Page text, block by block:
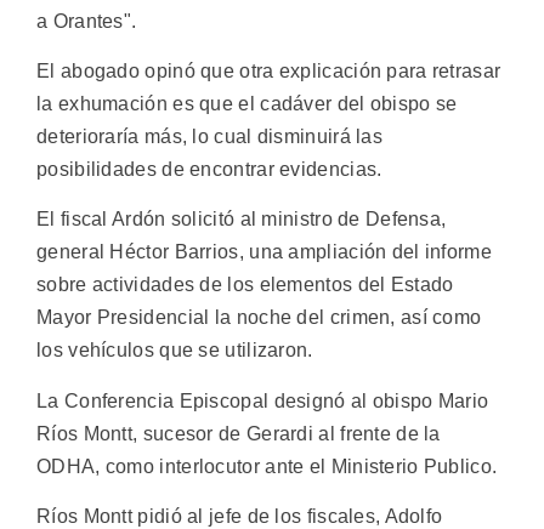
a Orantes".
El abogado opinó que otra explicación para retrasar
la exhumación es que el cadáver del obispo se
deterioraría más, lo cual disminuirá las
posibilidades de encontrar evidencias.
El fiscal Ardón solicitó al ministro de Defensa,
general Héctor Barrios, una ampliación del informe
sobre actividades de los elementos del Estado
Mayor Presidencial la noche del crimen, así como
los vehículos que se utilizaron.
La Conferencia Episcopal designó al obispo Mario
Ríos Montt, sucesor de Gerardi al frente de la
ODHA, como interlocutor ante el Ministerio Publico.
Ríos Montt pidió al jefe de los fiscales, Adolfo